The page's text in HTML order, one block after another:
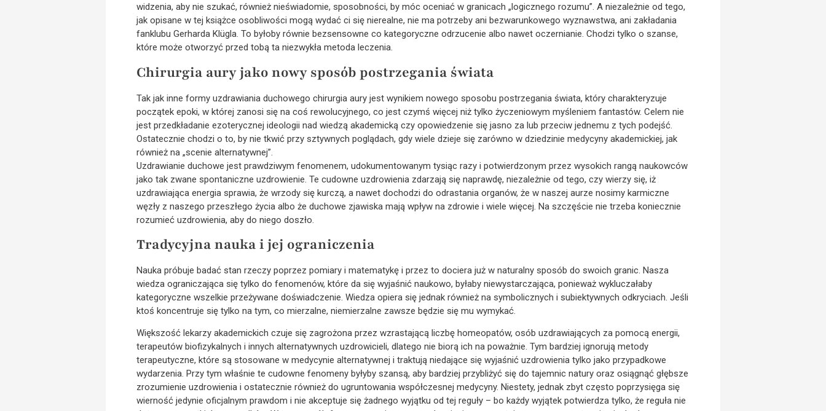
widzenia, aby nie szukać, również nieświadomie, sposobności, by móc oceniać w granicach „logicznego rozumu”. A niezależnie od tego,
jak opisane w tej książce osobliwości mogą wydać ci się nierealne, nie ma potrzeby ani bezwarunkowego wyznawstwa, ani zakładania
fanklubu Gerharda Klügla. To byłoby równie bezsensowne co kategoryczne odrzucenie albo nawet oczernianie. Chodzi tylko o szanse,
które może otworzyć przed tobą ta niezwykła metoda leczenia.
Chirurgia aury jako nowy sposób postrzegania świata
Tak jak inne formy uzdrawiania duchowego chirurgia aury jest wynikiem nowego sposobu postrzegania świata, który charakteryzuje
początek epoki, w której zanosi się na coś rewolucyjnego, co jest czymś więcej niż tylko życzeniowym myśleniem fantastów. Celem nie
jest przedkładanie ezoterycznej ideologii nad wiedzą akademicką czy opowiedzenie się jasno za lub przeciw jednemu z tych podejść.
Ostatecznie chodzi o to, by nie tkwić przy sztywnych poglądach, gdy wiele dzieje się zarówno w dziedzinie medycyny akademickiej, jak
również na „scenie alternatywnej”.
Uzdrawianie duchowe jest prawdziwym fenomenem, udokumentowanym tysiąc razy i potwierdzonym przez wysokich rangą naukowców
jako tak zwane spontaniczne uzdrowienie. Te cudowne uzdrowienia zdarzają się naprawdę, niezależnie od tego, czy wierzy się, iż
uzdrawiająca energia sprawia, że wrzody się kurczą, a nawet dochodzi do odrastania organów, że w naszej aurze nosimy karmiczne
węzły z naszego przeszłego życia albo że duchowe zjawiska mają wpływ na zdrowie i wiele więcej. Na szczęście nie trzeba koniecznie
rozumieć uzdrowienia, aby do niego doszło.
Tradycyjna nauka i jej ograniczenia
Nauka próbuje badać stan rzeczy poprzez pomiary i matematykę i przez to dociera już w naturalny sposób do swoich granic. Nasza
wiedza ograniczająca się tylko do fenomenów, które da się wyjaśnić naukowo, byłaby niewystarczająca, ponieważ wykluczałaby
kategoryczne wszelkie przeżywane doświadczenie. Wiedza opiera się jednak również na symbolicznych i subiektywnych odkryciach. Jeśli
ktoś koncentruje się tylko na tym, co mierzalne, niemierzalne zawsze będzie się mu wymykać.
Większość lekarzy akademickich czuje się zagrożona przez wzrastającą liczbę homeopatów, osób uzdrawiających za pomocą energii,
terapeutów biofizykalnych i innych alternatywnych uzdrowicieli, dlatego nie biorą ich na poważnie. Tym bardziej ignorują metody
terapeutyczne, które są stosowane w medycynie alternatywnej i traktują niedające się wyjaśnić uzdrowienia tylko jako przypadkowe
wydarzenia. Przy tym właśnie te cudowne fenomeny byłyby szansą, aby bardziej przybliżyć się do tajemnic natury oraz osiągnąć głębsze
zrozumienie uzdrowienia i ostatecznie również do ugruntowania współczesnej medycyny. Niestety, jednak zbyt często poprzysięga się
wierność jedynie oficjalnym prawdom i nie akceptuje się żadnego wyjątku od tej reguły – bo każdy wyjątek potwierdza tylko, że reguła nie